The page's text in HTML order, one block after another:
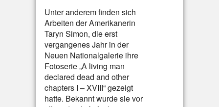
Unter anderem finden sich
Arbeiten der Amerikanerin
Taryn Simon, die erst
vergangenes Jahr in der
Neuen Nationalgalerie ihre
Fotoserie „A living man
declared dead and other
chapters I – XVIII“ gezeigt
hatte. Bekannt wurde sie vor